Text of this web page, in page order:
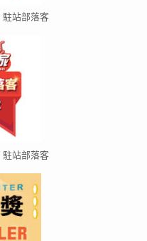
駐站部落客
駐站部落客